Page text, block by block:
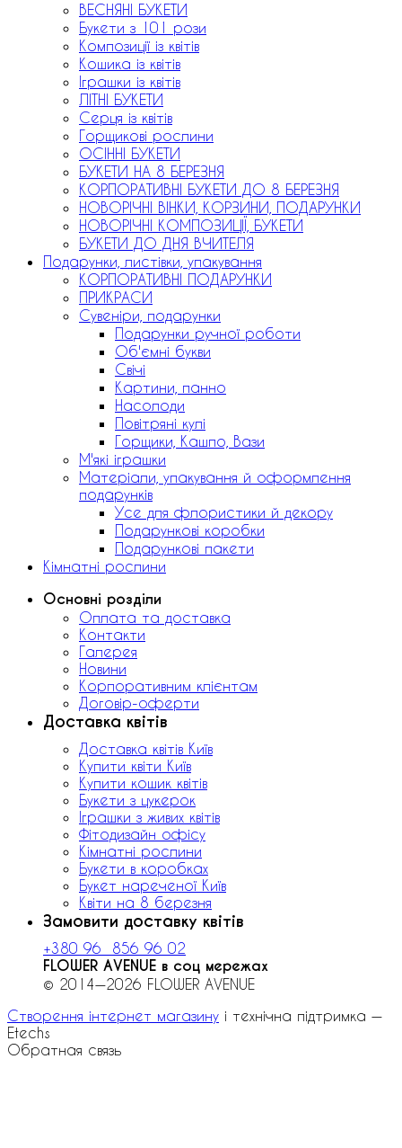
ВЕСНЯНІ БУКЕТИ
Букети з 101 рози
Композиції із квітів
Кошика із квітів
Іграшки із квітів
ЛІТНІ БУКЕТИ
Серця із квітів
Горщикові рослини
ОСІННІ БУКЕТИ
БУКЕТИ НА 8 БЕРЕЗНЯ
КОРПОРАТИВНІ БУКЕТИ ДО 8 БЕРЕЗНЯ
НОВОРІЧНІ ВІНКИ, КОРЗИНИ, ПОДАРУНКИ
НОВОРІЧНІ КОМПОЗИЦІЇ, БУКЕТИ
БУКЕТИ ДО ДНЯ ВЧИТЕЛЯ
Подарунки, листівки, упакування
КОРПОРАТИВНІ ПОДАРУНКИ
ПРИКРАСИ
Сувеніри, подарунки
Подарунки ручної роботи
Об'ємні букви
Свічі
Картини, панно
Насолоди
Повітряні кулі
Горщики, Кашпо, Вази
М'які іграшки
Матеріали, упакування й оформлення
подарунків
Усе для флористики й декору
Подарункові коробки
Подарункові пакети
Кімнатні рослини
Основні розділи
Оплата та доставка
Контакти
Галерея
Новини
Корпоративним клієнтам
Договір-оферти
Доставка квітів
Доставка квітів Київ
Купити квіти Київ
Купити кошик квітів
Букети з цукерок
Іграшки з живих квітів
Фітодизайн офісу
Кімнатні рослини
Букети в коробках
Букет нареченої Київ
Квіти на 8 березня
Замовити доставку квітів
+380 96 856 96 02
FLOWER AVENUE в соц мережах
© 2014—2026 FLOWER AVENUE
Створення інтернет магазину і технічна підтримка —
Etechs
Обратная связь